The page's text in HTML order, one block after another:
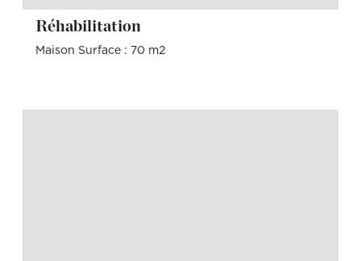
Réhabilitation
Maison Surface : 70 m2